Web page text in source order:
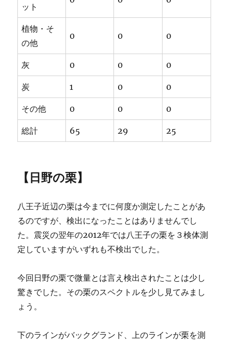
ット
植物・そ
の他
0 0 0
灰 0 0 0
炭 1 0 0
その他 0 0 0
総計 65 29 25
【日野の栗】
八王子近辺の栗は今までに何度か測定したことがあ
るのですが、検出になったことはありませんでし
た。震災の翌年の2012年では八王子の栗を３検体測
定していますがいずれも不検出でした。
今回日野の栗で微量とは言え検出されたことは少し
驚きでした。その栗のスペクトルを少し見てみまし
ょう。
下のラインがバックグランド、上のラインが栗を測